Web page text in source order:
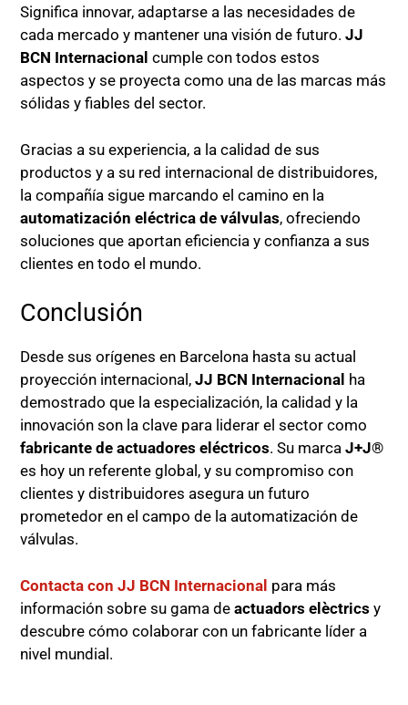
Significa innovar, adaptarse a las necesidades de
cada mercado y mantener una visión de futuro.JJ
BCN Internacional cumple con todos estos
aspectos y se proyecta como una de las marcas más
sólidas y fiables del sector.
Gracias a su experiencia, a la calidad de sus
productos y a su red internacional de distribuidores,
la compañía sigue marcando el camino en la
automatización eléctrica de válvulas, ofreciendo
soluciones que aportan eficiencia y confianza a sus
clientes en todo el mundo.
Conclusión
Desde sus orígenes en Barcelona hasta su actual
proyección internacional,JJ BCN Internacional ha
demostrado que la especialización, la calidad y la
innovación son la clave para liderar el sector como
fabricante de actuadores eléctricos. Su marcaJ+J®
es hoy un referente global, y su compromiso con
clientes y distribuidores asegura un futuro
prometedor en el campo de la automatización de
válvulas.
Contacta con JJ BCN Internacional para más
información sobre su gama deactuadors elèctrics y
descubre cómo colaborar con un fabricante líder a
nivel mundial.